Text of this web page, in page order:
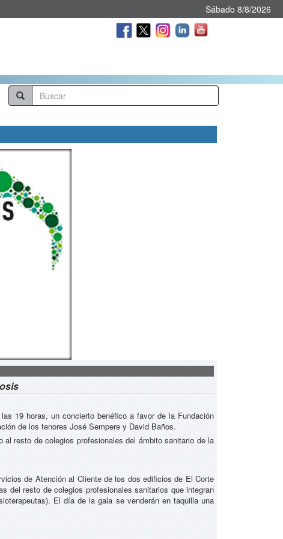
Sábado 8/8/2026
19 horas, un concierto benéfico a favor de la Fundación
de los tenores José Sempere y David Baños.
resto de colegios profesionales del ámbito sanitario de la
de Atención al Cliente de los dos edificios de El Corte
del resto de colegios profesionales sanitarios que integran
El día de la gala se venderán en taquilla una